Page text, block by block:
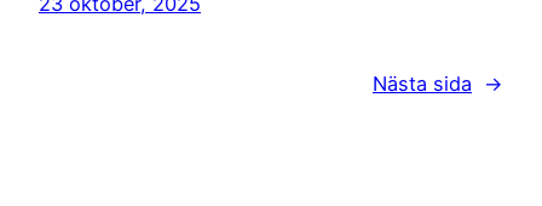
Nästa sida →